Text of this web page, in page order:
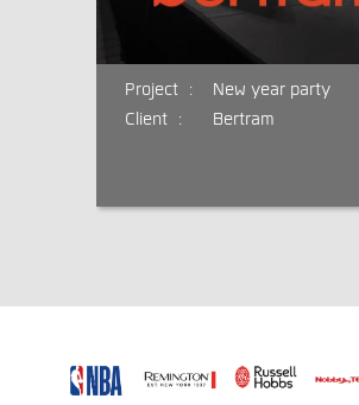
Project :
New year party
Client :
Bertram